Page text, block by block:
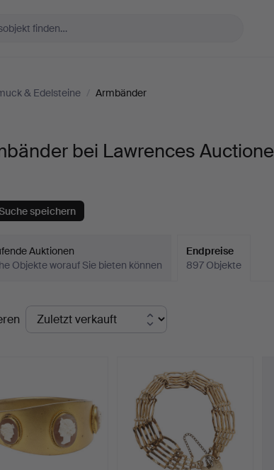
& Edelsteine / Armbänder
bei Lawrences
speichern
Auktionen
Objekte worauf Sie bieten können
Endpreise
897 Objekte